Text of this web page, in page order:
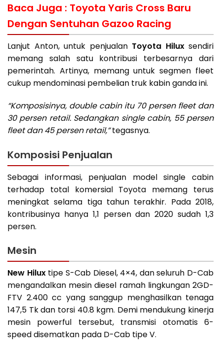
Baca Juga : Toyota Yaris Cross Baru
Dengan Sentuhan Gazoo Racing
Lanjut Anton, untuk penjualan Toyota Hiluxsendiri
memang salah satu kontribusi terbesarnya dari
pemerintah. Artinya, memang untuk segmen fleet
cukup mendominasi pembelian truk kabin ganda ini.
“Komposisinya, double cabin itu 70 persen fleet dan
30 persen retail. Sedangkan single cabin, 55 persen
fleet dan 45 persen retail,”tegasnya.
Komposisi Penjualan
Sebagai informasi, penjualan model single cabin
terhadap total komersial Toyota memang terus
meningkat selama tiga tahun terakhir. Pada 2018,
kontribusinya hanya 1,1 persen dan 2020 sudah 1,3
persen.
Mesin
New Hiluxtipe S-Cab Diesel, 4×4, dan seluruh D-Cab
mengandalkan mesin diesel ramah lingkungan 2GD-
FTV 2.400 cc yang sanggup menghasilkan tenaga
147,5 Tk dan torsi 40.8 kgm. Demi mendukung kinerja
mesin powerful tersebut, transmisi otomatis 6-
speed disematkan pada D-Cab tipe V.